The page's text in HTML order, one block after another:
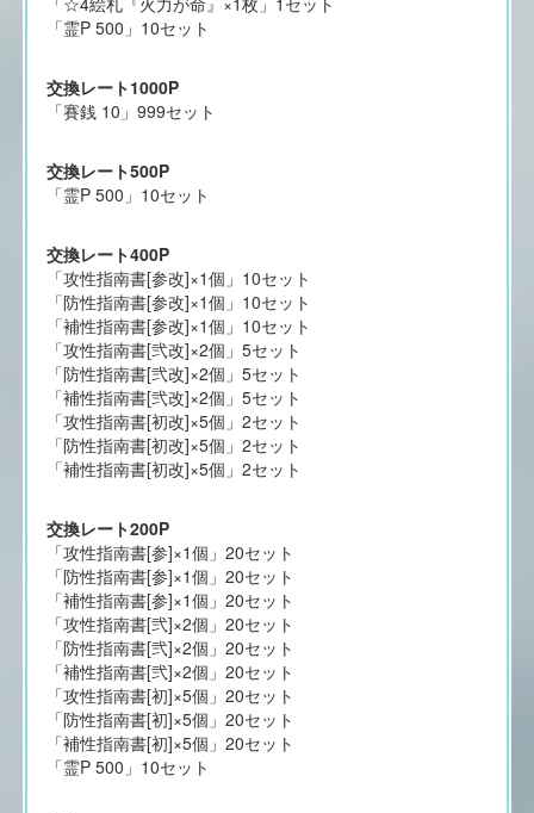
「霊P 500」10セット
交換レート1000P
「賽銭 10」999セット
交換レート500P
「霊P 500」10セット
交換レート400P
「攻性指南書[参改]×1個」10セット
「防性指南書[参改]×1個」10セット
「補性指南書[参改]×1個」10セット
「攻性指南書[弐改]×2個」5セット
「防性指南書[弐改]×2個」5セット
「補性指南書[弐改]×2個」5セット
「攻性指南書[初改]×5個」2セット
「防性指南書[初改]×5個」2セット
「補性指南書[初改]×5個」2セット
交換レート200P
「攻性指南書[参]×1個」20セット
「防性指南書[参]×1個」20セット
「補性指南書[参]×1個」20セット
「攻性指南書[弐]×2個」20セット
「防性指南書[弐]×2個」20セット
「補性指南書[弐]×2個」20セット
「攻性指南書[初]×5個」20セット
「防性指南書[初]×5個」20セット
「補性指南書[初]×5個」20セット
「霊P 500」10セット